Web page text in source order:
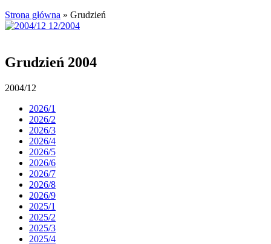
Strona główna » Grudzień
Grudzień 2004
2004/12
2026/1
2026/2
2026/3
2026/4
2026/5
2026/6
2026/7
2026/8
2026/9
2025/1
2025/2
2025/3
2025/4